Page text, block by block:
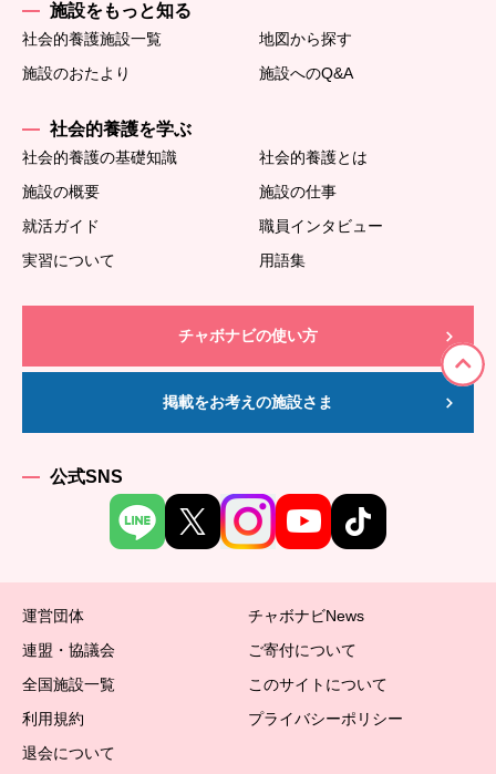
施設をもっと知る
社会的養護施設一覧
地図から探す
施設のおたより
施設へのQ&A
社会的養護を学ぶ
社会的養護の基礎知識
社会的養護とは
施設の概要
施設の仕事
就活ガイド
職員インタビュー
実習について
用語集
チャボナビの使い方
掲載をお考えの施設さま
公式SNS
運営団体
チャボナビNews
連盟・協議会
ご寄付について
全国施設一覧
このサイトについて
利用規約
プライバシーポリシー
退会について